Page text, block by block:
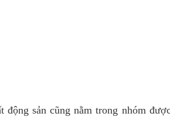
sản cũng nằm trong nhóm